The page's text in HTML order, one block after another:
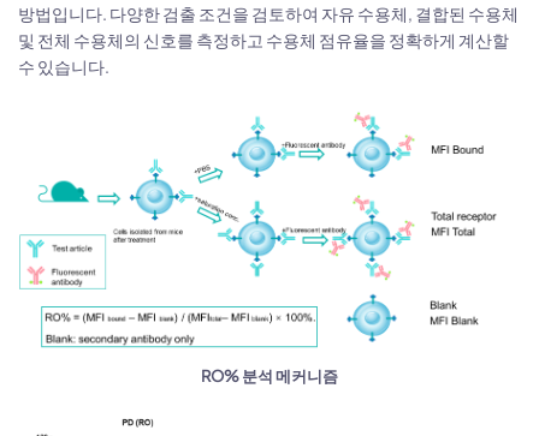
방법입니다. 다양한 검출 조건을 검토하여 자유 수용체, 결합된 수용체
및 전체 수용체의 신호를 측정하고 수용체 점유율을 정확하게 계산할
수 있습니다.
RO% 분석 메커니즘